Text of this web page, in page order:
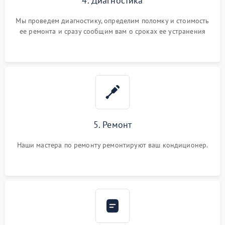
Мы проведем диагностику, определим поломку и стоимость
ее ремонта и сразу сообщим вам о сроках ее устранения
5. Ремонт
Наши мастера по ремонту ремонтируют ваш кондиционер.